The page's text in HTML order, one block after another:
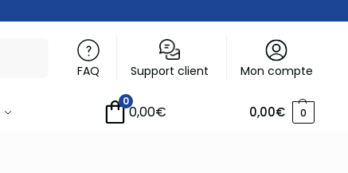
FAQ Support client Mon compte
0
0,00€ 0,00€ 0